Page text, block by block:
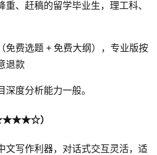
重、赶稿的留学毕业生，理工科、
免费选题 + 免费大纲），专业版按
退款
深度分析能力一般。
★★★★☆）
文写作利器，对话式交互灵活，适